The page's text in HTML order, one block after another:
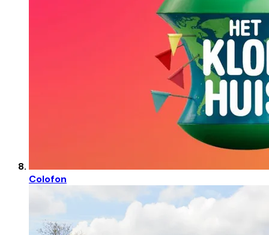
Colofon